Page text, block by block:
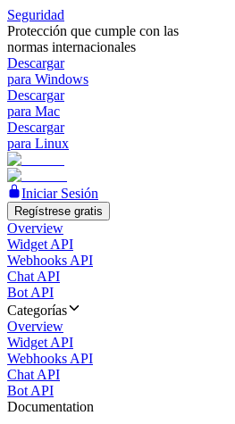
Seguridad
Protección que cumple con las
normas internacionales
Descargar
para Windows
Descargar
para Mac
Descargar
para Linux
Iniciar Sesión
Regístrese gratis
Overview
Widget API
Webhooks API
Chat API
Bot API
Categorías
Overview
Widget API
Webhooks API
Chat API
Bot API
Documentation